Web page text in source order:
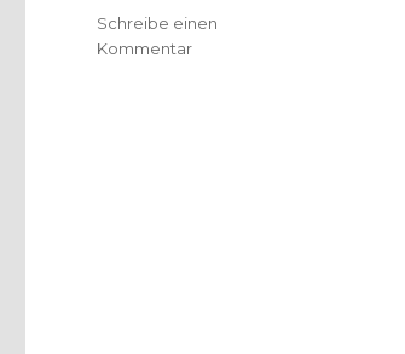
Schreibe einen
Kommentarzu